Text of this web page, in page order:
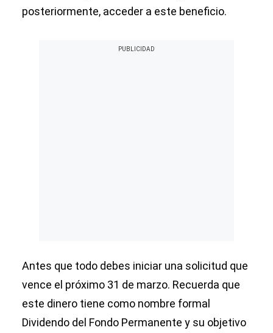
posteriormente, acceder a este beneficio.
Antes que todo debes iniciar una solicitud que
vence el próximo 31 de marzo. Recuerda que
este dinero tiene como nombre formal
Dividendo del Fondo Permanente y su objetivo